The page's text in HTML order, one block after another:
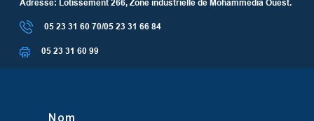
Adresse: Lotissement 266, Zone industrielle de Mohammedia Ouest.
05 23 31 60 70/05 23 31 66 84
05 23 31 60 99